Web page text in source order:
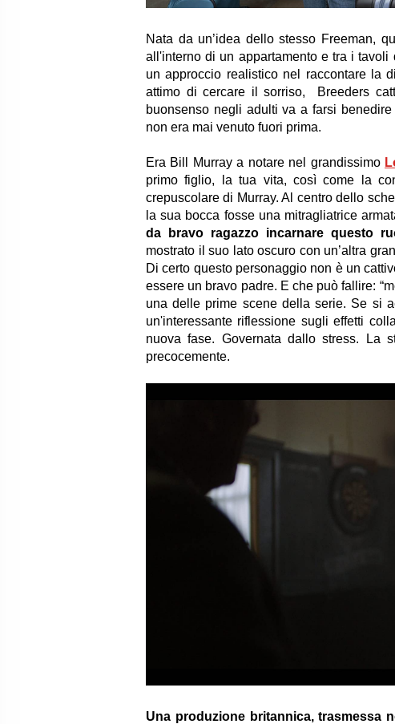
Nata da un’idea dello stesso Freeman,
all'interno di un appartamento e tra i
un approccio realistico nel raccontare la
attimo di cercare il sorriso, Breeders
buonsenso negli adulti va a farsi
non era mai venuto fuori prima.
Era Bill Murray a notare nel grandissimo
primo figlio, la tua vita, così come la
crepuscolare di Murray. Al centro dello
la sua bocca fosse una mitragliatrice
da bravo ragazzo incarnare questo
mostrato il suo lato oscuro con un’altra
Di certo questo personaggio non è un
essere un bravo padre. E che può fallire:
una delle prime scene della serie. Se si
un'interessante riflessione sugli effetti
nuova fase. Governata dallo stress. La
precocemente.
Una produzione britannica, trasmessa